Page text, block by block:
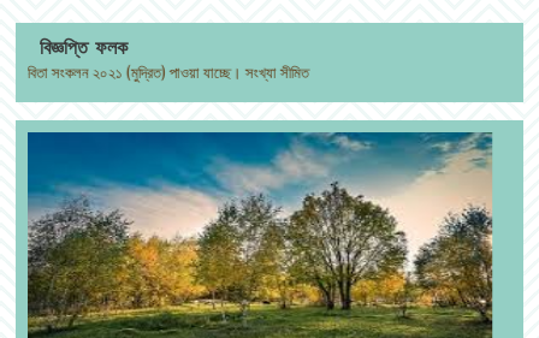
বিজ্ঞপ্তি ফলক
সংকলন ২০২১ (মুদ্রিত) পাওয়া যাচ্ছে। সংখ্যা সীমিত